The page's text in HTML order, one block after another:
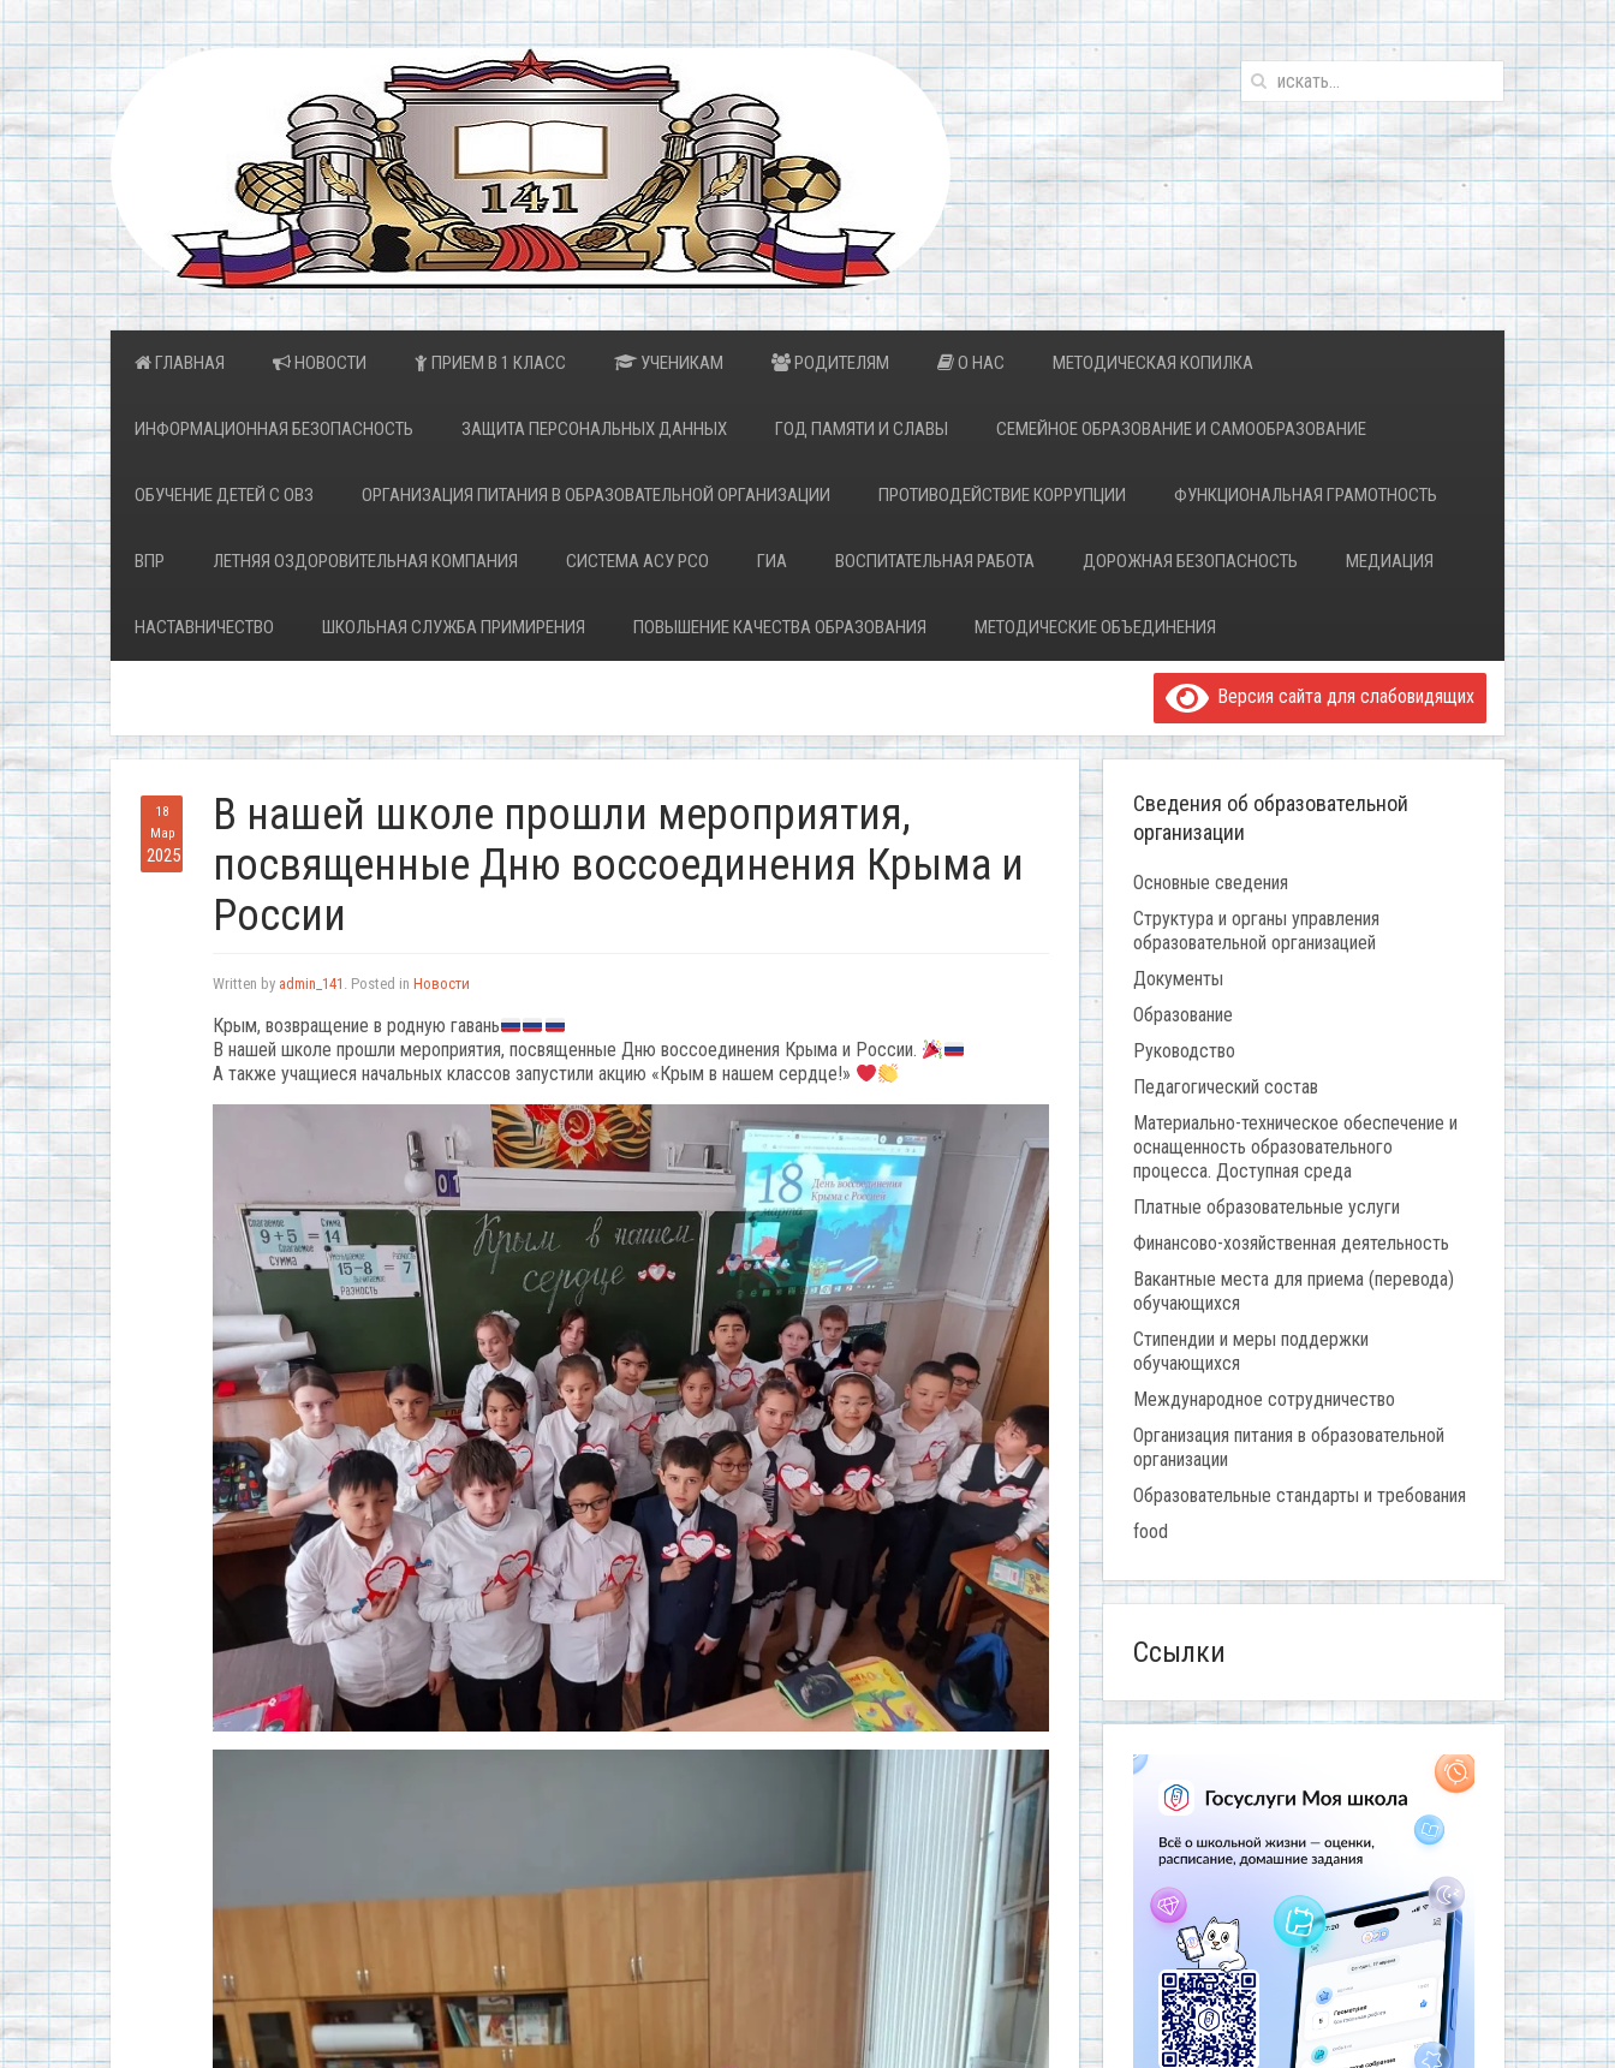
ГЛАВНАЯ НОВОСТИ ПРИЕМ В 1 КЛАСС УЧЕНИКАМ РОДИТЕЛЯМ О НАС МЕТОДИЧЕСКАЯ КОПИЛКА
ИНФОРМАЦИОННАЯ БЕЗОПАСНОСТЬ ЗАЩИТА ПЕРСОНАЛЬНЫХ ДАННЫХ ГОД ПАМЯТИ И СЛАВЫ СЕМЕЙНОЕ ОБРАЗОВАНИЕ И САМООБРАЗОВАНИЕ
ОБУЧЕНИЕ ДЕТЕЙ С ОВЗ ОРГАНИЗАЦИЯ ПИТАНИЯ В ОБРАЗОВАТЕЛЬНОЙ ОРГАНИЗАЦИИ ПРОТИВОДЕЙСТВИЕ КОРРУПЦИИ ФУНКЦИОНАЛЬНАЯ ГРАМОТНОСТЬ
ВПР ЛЕТНЯЯ ОЗДОРОВИТЕЛЬНАЯ КОМПАНИЯ СИСТЕМА АСУ РСО ГИА ВОСПИТАТЕЛЬНАЯ РАБОТА ДОРОЖНАЯ БЕЗОПАСНОСТЬ МЕДИАЦИЯ
НАСТАВНИЧЕСТВО ШКОЛЬНАЯ СЛУЖБА ПРИМИРЕНИЯ ПОВЫШЕНИЕ КАЧЕСТВА ОБРАЗОВАНИЯ МЕТОДИЧЕСКИЕ ОБЪЕДИНЕНИЯ
Версия сайта для слабовидящих
18
Мар
2025
В нашей школе прошли мероприятия,
посвященные Дню воссоединения Крыма и
России
Written by admin_141 . Posted in Новости
Крым, возвращение в родную гавань
В нашей школе прошли мероприятия, посвященные Дню воссоединения Крыма и России.
А также учащиеся начальных классов запустили акцию «Крым в нашем сердце!»
Сведения об образовательной
организации
Основные сведения
Структура и органы управления
образовательной организацией
Документы
Образование
Руководство
Педагогический состав
Материально-техническое обеспечение и
оснащенность образовательного
процесса. Доступная среда
Платные образовательные услуги
Финансово-хозяйственная деятельность
Вакантные места для приема (перевода)
обучающихся
Стипендии и меры поддержки
обучающихся
Международное сотрудничество
Организация питания в образовательной
организации
Образовательные стандарты и требования
food
Ссылки